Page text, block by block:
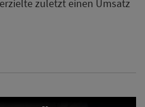
zuletzt einen Umsatz